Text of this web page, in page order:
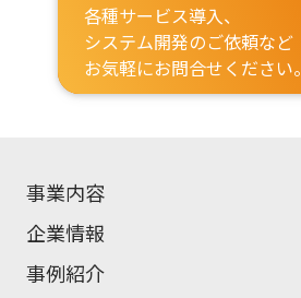
各種サービス導入、
システム開発のご依頼など
お気軽にお問合せください。
事業内容
企業情報
事例紹介